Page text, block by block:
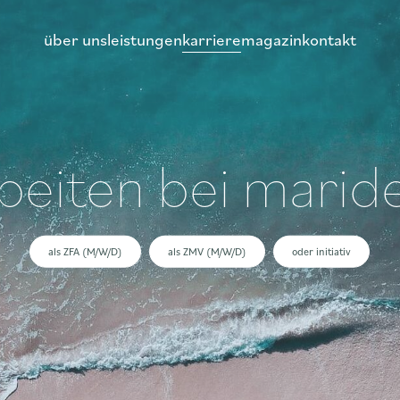
über unsleistungenkarrieremagazinkontakt
bei
als ZFA (M/W/D) als ZMV (M/W/D) oder initiativ